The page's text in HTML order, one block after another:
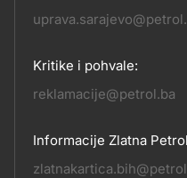
KONTAKT
Kritike i pohvale:
reklamacije@petrol.ba
Informacije Zlatna